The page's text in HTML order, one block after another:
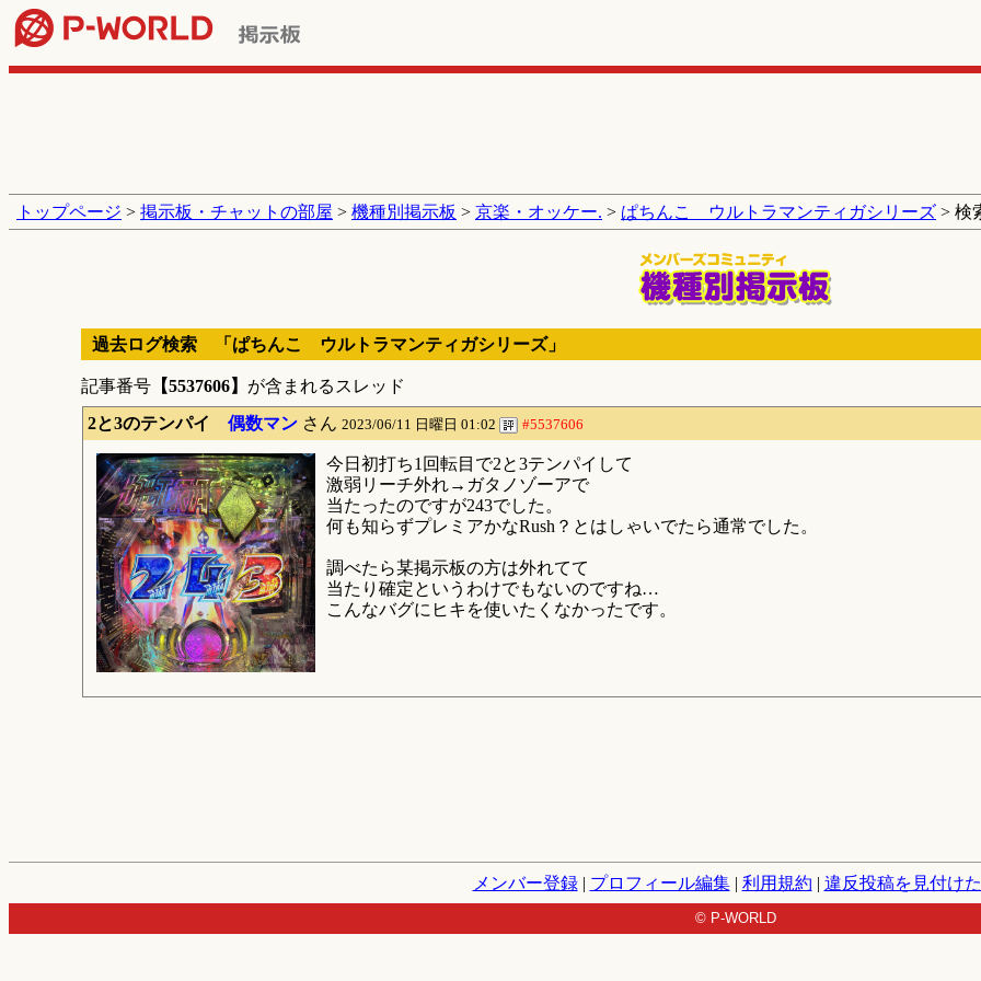
トップページ > 掲示板・チャットの部屋 > 機種別掲示板 > 京楽・オッケー. > ぱちんこ ウルトラマンティガシリーズ > 検
過去ログ検索 「ぱちんこ ウルトラマンティガシリーズ」
記事番号 【5537606】 が含まれるスレッド
2と3のテンパイ 偶数マンさん 2023/06/11 日曜日 01:02 #5537606
今日初打ち1回転目で2と3テンパイして
激弱リーチ外れ→ガタノゾーアで
当たったのですが243でした。
何も知らずプレミアかなRush？とはしゃいでたら通常でした。
調べたら某掲示板の方は外れてて
当たり確定というわけでもないのですね…
こんなバグにヒキを使いたくなかったです。
メンバー登録| プロフィール編集| 利用規約 | 違反投稿を見付け
© P-WORLD